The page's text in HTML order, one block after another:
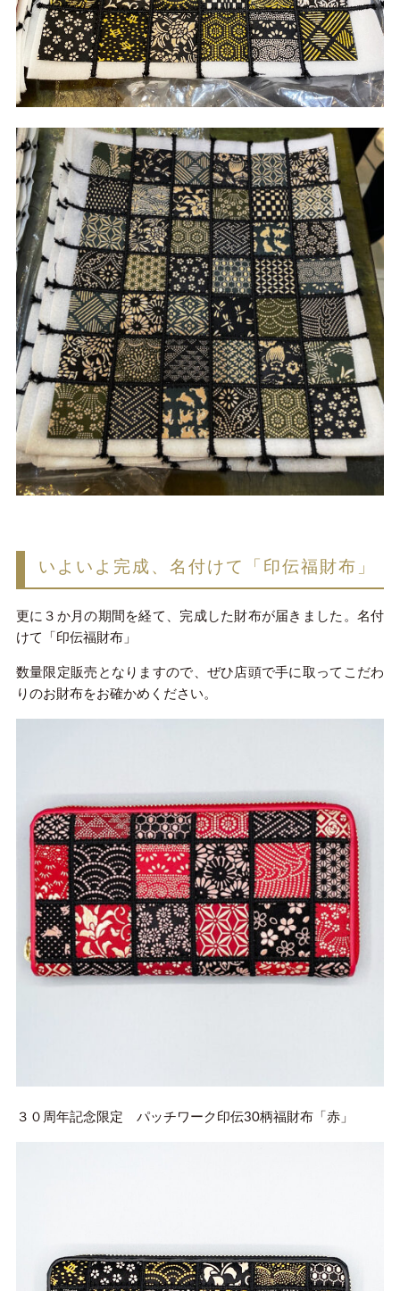
いよいよ完成、名付けて「印伝福財布」
更に３か月の期間を経て、完成した財布が届きました。名付
けて「印伝福財布」
数量限定販売となりますので、ぜひ店頭で手に取ってこだわ
りのお財布をお確かめください。
３０周年記念限定 パッチワーク印伝30柄福財布「赤」